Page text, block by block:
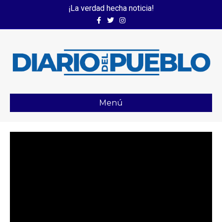
¡La verdad hecha noticia!
FacebookTwitterInstagram
Menú